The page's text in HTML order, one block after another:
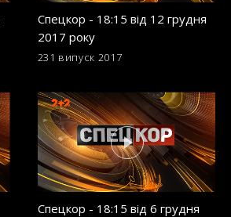
Спецкор - 18:15 від 12 грудня
2017 року
231 випуск 2017
Спецкор - 18:15 від 6 грудня